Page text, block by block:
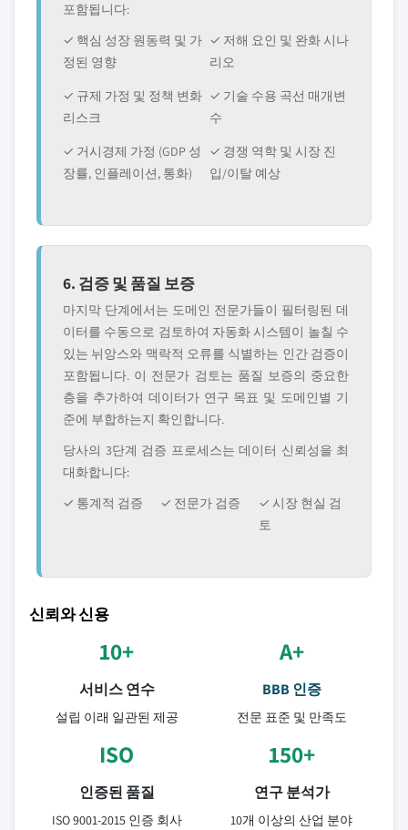
포함됩니다:
✓ 핵심 성장 원동력 및 가
정된 영향
✓ 저해 요인 및 완화 시나
리오
✓ 규제 가정 및 정책 변화
리스크
✓ 기술 수용 곡선 매개변
수
✓ 거시경제 가정 (GDP 성
장률, 인플레이션, 통화)
✓ 경쟁 역학 및 시장 진
입/이탈 예상
6. 검증 및 품질 보증
마지막 단계에서는 도메인 전문가들이 필터링된 데
이터를 수동으로 검토하여 자동화 시스템이 놀칠 수
있는 뉘앙스와 맥락적 오류를 식별하는 인간 검증이
포함됩니다. 이 전문가 검토는 품질 보증의 중요한
층을 추가하여 데이터가 연구 목표 및 도메인별 기
준에 부합하는지 확인합니다.
당사의 3단계 검증 프로세스는 데이터 신뢰성을 최
대화합니다:
✓ 통계적 검증
✓ 전문가 검증
✓ 시장 현실 검
토
신뢰와 신용
10+
서비스 연수
설립 이래 일관된 제공
A+
BBB 인증
전문 표준 및 만족도
ISO
인증된 품질
ISO 9001-2015 인증 회사
150+
연구 분석가
10개 이상의 산업 분야